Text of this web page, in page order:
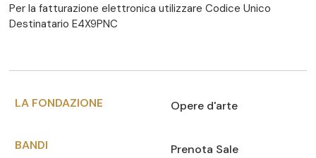
Per la fatturazione elettronica utilizzare Codice Unico
Destinatario E4X9PNC
LA FONDAZIONE
BANDI
Opere d'arte
Prenota Sale